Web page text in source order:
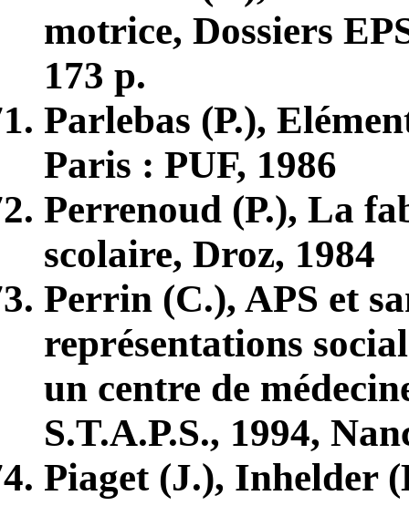
motrice, Dossiers
173 p.
Parlebas (P.),
Paris : PUF, 1986
Perrenoud (P.), La
scolaire, Droz, 1984
Perrin (C.), APS et
représentations
un centre de
S.T.A.P.S., 1994,
Piaget (J.), Inhelder